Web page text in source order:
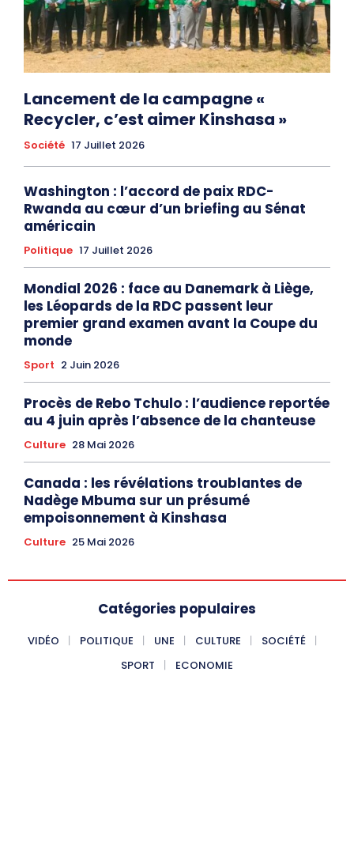
Lancement de la campagne «
Recycler, c’est aimer Kinshasa »
Société 17 Juillet 2026
Washington : l’accord de paix RDC-
Rwanda au cœur d’un briefing au Sénat
américain
Politique 17 Juillet 2026
Mondial 2026 : face au Danemark à Liège,
les Léopards de la RDC passent leur
premier grand examen avant la Coupe du
monde
Sport 2 Juin 2026
Procès de Rebo Tchulo : l’audience reportée
au 4 juin après l’absence de la chanteuse
Culture 28 Mai 2026
Canada : les révélations troublantes de
Nadège Mbuma sur un présumé
empoisonnement à Kinshasa
Culture 25 Mai 2026
Catégories populaires
VIDÉO POLITIQUE UNE CULTURE
SOCIÉTÉ
SPORT
ECONOMIE